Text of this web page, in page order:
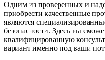
Одним из проверенных и
приобрести качественные
являются
безопасности. Здесь вы
квалифицированную
вариант именно под ваши